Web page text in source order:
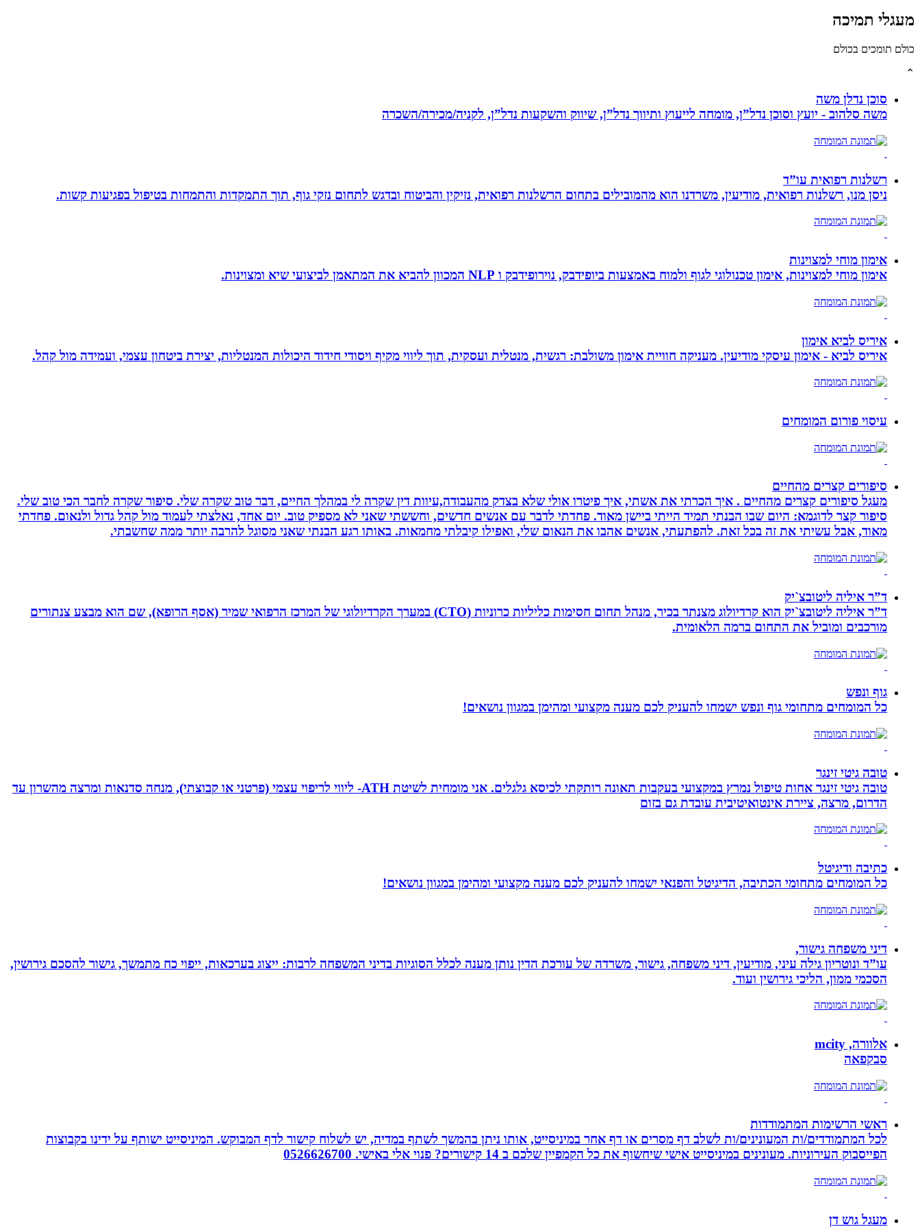
מעגלי תמיכה
כולם תומכים בכולם
⌃
סוכן נדלן משה
משה סלהוב - יועץ וסוכן נדל”ן, מומחה לייעוץ ותיווך נדל”ן, שיווק והשקעות נדל”ן, לקניה/מכירה/השכרה
רשלנות רפואית עו”ד
ניסן מנו, רשלנות רפואית, מודיעין, משרדנו הוא מהמובילים בתחום הרשלנות רפואית, נזיקין והביטוח ובדגש לתחום נזקי גוף, תוך התמקדות והתמחות בטיפול בפגיעות קשות.
אימון מוחי למצוינות
אימון מוחי למצוינות, אימון טכנולוגי לגוף ולמוח באמצעות ביופידבק, נוירופידבק ו NLP המכוון להביא את המתאמן לביצועי שיא ומצוינות.
איריס לביא אימון
איריס לביא - אימון עיסקי מודיעין. מעניקה חוויית אימון משולבת: רגשית, מנטלית ועסקית, תוך ליווי מקיף ויסודי חידוד היכולות המנטליות, יצירת ביטחון עצמי, ועמידה מול קהל.
עיסוי פורום המומחים
סיפורים קצרים מהחיים
מעגל סיפורים קצרים מהחיים . איך הכרתי את אשתי, איך פיטרו אולי שלא בצדק מהעבודה,עיוות דין שקרה לי במהלך החיים, דבר טוב שקרה שלי. סיפור שקרה לחבר הכי טוב שלי.
סיפור קצר לדוגמא: היום שבו הבנתי תמיד הייתי ביישן מאוד. פחדתי לדבר עם אנשים חדשים, וחששתי שאני לא מספיק טוב. יום אחד, נאלצתי לעמוד מול קהל גדול ולנאום. פחדתי
מאוד, אבל עשיתי את זה בכל זאת. להפתעתי, אנשים אהבו את הנאום שלי, ואפילו קיבלתי מחמאות. באותו רגע הבנתי שאני מסוגל להרבה יותר ממה שחשבתי.
ד”ר איליה ליטובצ`יק
ד”ר איליה ליטובצ`יק הוא קרדיולוג מצנתר בכיר, מנהל תחום חסימות כליליות כרוניות (CTO) במערך הקרדיולוגי של המרכז הרפואי שמיר (אסף הרופא), שם הוא מבצע צנתורים
מורכבים ומוביל את התחום ברמה הלאומית.
גוף ונפש
כל המומחים מתחומי גוף ונפש ישמחו להעניק לכם מענה מקצועי ומהימן במגוון נושאים!
טובה גיטי זינגר
טובה גיטי זינגר אחות טיפול נמרץ במקצועי בעקבות תאונה רותקתי לכיסא גלגלים. אני מומחית לשיטת ATH- ליווי לריפוי עצמי (פרטני או קבוצתי), מנחה סדנאות ומרצה מהשרון עד
הדרום, מרצה, ציירת אינטואיטיבית עובדת גם בזום
כתיבה ודיגיטל
כל המומחים מתחומי הכתיבה, הדיגיטל והפנאי ישמחו להעניק לכם מענה מקצועי ומהימן במגוון נושאים!
דיני משפחה גישור,
עו”ד ונוטריון גילה עיני, מודיעין, דיני משפחה, גישור, משרדה של עורכת הדין נותן מענה לכלל הסוגיות בדיני המשפחה לרבות: ייצוג בערכאות, ייפוי כח מתמשך, גישור להסכם גירושין,
הסכמי ממון, הליכי גירושין ועוד.
אלוורה, mcity
סבקפאה
ראשי הרשימות המתמודדות
לכל המתמודדים/ות המעונינים/ות לשלב דף מסרים או דף אחר במיניסייט, אותו ניתן בהמשך לשתף במדיה, יש לשלוח קישור לדף המבוקש. המיניסייט ישותף על ידינו בקבוצות
הפייסבוק העירוניות. מעונינים במיניסייט אישי שיחשוף את כל הקמפיין שלכם ב 14 קישורים? פנוי אלי באישי. 0526626700
מעגל גוש דן